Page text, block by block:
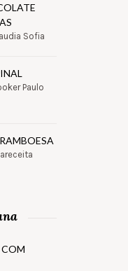
Sofia
Paulo
COM